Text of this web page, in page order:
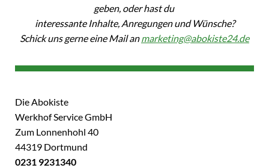
geben, oder hast du
interessante Inhalte, Anregungen und Wünsche?
Schick uns gerne eine Mail anmarketing@abokiste24.de
Die Abokiste
Werkhof Service GmbH
Zum Lonnenhohl 40
44319 Dortmund
0231 9231340